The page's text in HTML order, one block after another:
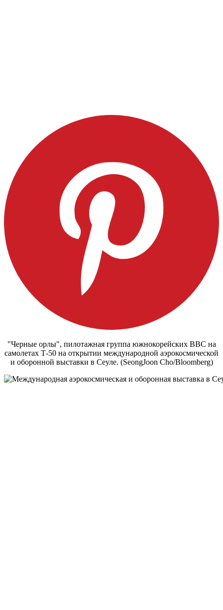
"Черные орлы", пилотажная группа южнокорейских ВВС на
самолетах Т-50 на открытии международной аэрокосмической
и оборонной выставки в Сеуле. (SeongJoon Cho/Bloomberg)